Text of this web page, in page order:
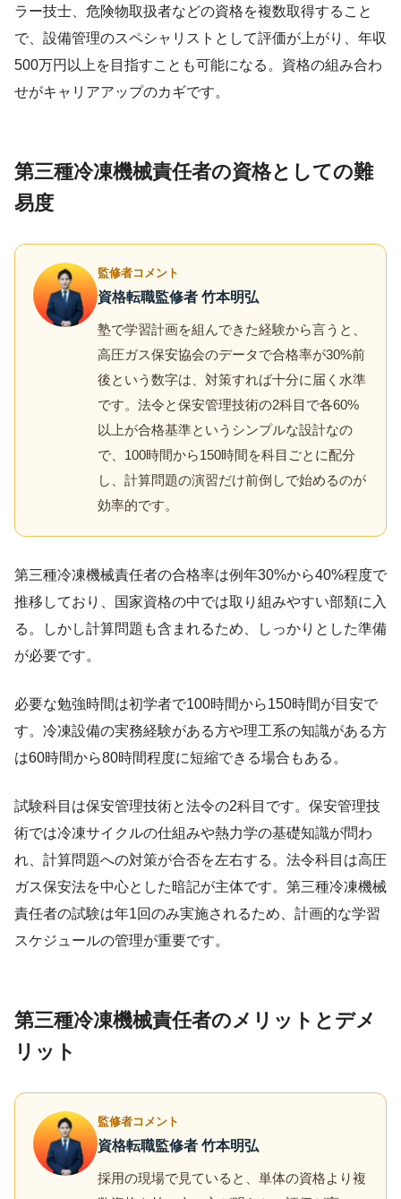
ラー技士、危険物取扱者などの資格を複数取得すること
で、設備管理のスペシャリストとして評価が上がり、年収
500万円以上を目指すことも可能になる。資格の組み合わ
せがキャリアアップのカギです。
第三種冷凍機械責任者の資格としての難
易度
監修者コメント
資格転職監修者 竹本明弘
塾で学習計画を組んできた経験から言うと、
高圧ガス保安協会のデータで合格率が30%前
後という数字は、対策すれば十分に届く水準
です。法令と保安管理技術の2科目で各60%
以上が合格基準というシンプルな設計なの
で、100時間から150時間を科目ごとに配分
し、計算問題の演習だけ前倒しで始めるのが
効率的です。
第三種冷凍機械責任者の合格率は例年30%から40%程度で
推移しており、国家資格の中では取り組みやすい部類に入
る。しかし計算問題も含まれるため、しっかりとした準備
が必要です。
必要な勉強時間は初学者で100時間から150時間が目安で
す。冷凍設備の実務経験がある方や理工系の知識がある方
は60時間から80時間程度に短縮できる場合もある。
試験科目は保安管理技術と法令の2科目です。保安管理技
術では冷凍サイクルの仕組みや熱力学の基礎知識が問わ
れ、計算問題への対策が合否を左右する。法令科目は高圧
ガス保安法を中心とした暗記が主体です。第三種冷凍機械
責任者の試験は年1回のみ実施されるため、計画的な学習
スケジュールの管理が重要です。
第三種冷凍機械責任者のメリットとデメ
リット
監修者コメント
資格転職監修者 竹本明弘
採用の現場で見ていると、単体の資格より複